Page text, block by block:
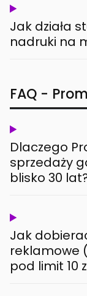
Jak działa
nadruki na
FAQ -
Dlaczego
sprzedaży
blisko 30
Jak
reklamowe
pod limit 10